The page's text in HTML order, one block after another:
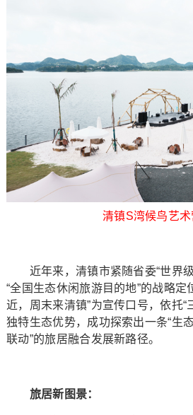
清镇S湾候鸟艺
近年来，清镇市紧随省委“世界级
“全国生态休闲旅游目的地”的战略定
近，周末来清镇”为宣传口号，依托“
独特生态优势，成功探索出一条“生
联动”的旅居融合发展新路径。
旅居新图景：